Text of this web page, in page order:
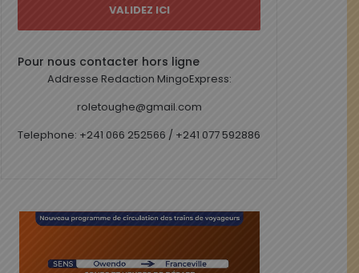
Pour nous contacter hors ligne
Addresse Redaction MingoExpress:
roletoughe@gmail.com
Telephone: +241 066 252566 / +241 077 592886